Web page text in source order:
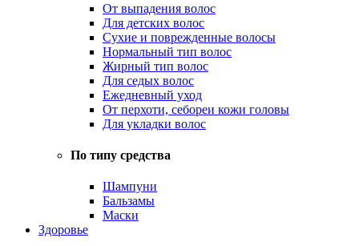
От выпадения волос
Для детских волос
Сухие и поврежденные волосы
Нормальный тип волос
Жирный тип волос
Для седых волос
Ежедневный уход
От перхоти, себореи кожи головы
Для укладки волос
По типу средства
Шампуни
Бальзамы
Маски
Здоровье